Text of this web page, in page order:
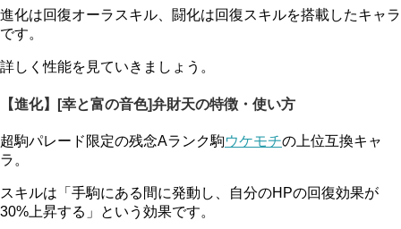
進化は回復オーラスキル、闘化は回復スキルを搭載したキャラ
です。
詳しく性能を見ていきましょう。
【進化】[幸と富の音色]弁財天の特徴・使い方
超駒パレード限定の残念Aランク駒ウケモチの上位互換キャ
ラ。
スキルは「手駒にある間に発動し、自分のHPの回復効果が
30%上昇する」という効果です。